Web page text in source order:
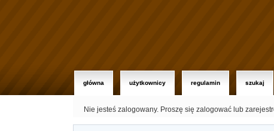
główna użytkownicy regulamin szukaj
Nie jesteś zalogowany. Proszę się zalogować lub